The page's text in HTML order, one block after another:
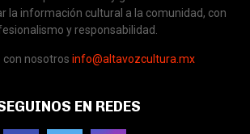
la información cultural a la comunidad, con
y responsabilidad.
nosotros info@altavozcultura.mx
EN REDES